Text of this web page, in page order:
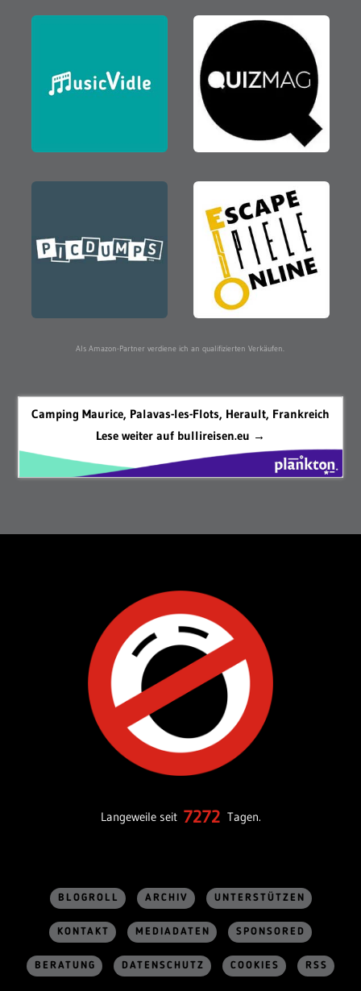
Als Amazon-Partner verdiene ich an qualifizierten Verkäufen.
Camping Maurice, Palavas-les-Flots, Herault, Frankreich
Lese weiter auf bullireisen.eu →
Langeweile seit 7272 Tagen.
BLOGROLL ARCHIV UNTERSTÜTZEN
KONTAKT MEDIADATEN SPONSORED
BERATUNG DATENSCHUTZ COOKIES RSS